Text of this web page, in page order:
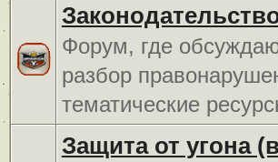
Форум, где
разбор
тематические
Защита от угона